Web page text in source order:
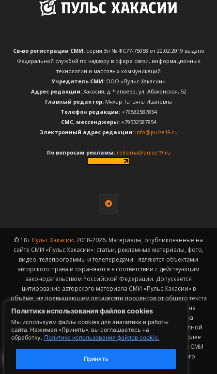
Политика использования файлов cookies
Мы используем файлы cookies для аналитики и работы
сайта. Нажимая «Принять», вы соглашаетесь на
обработку. Политика использования файлов cookie.
Принять
Св-во регистрации СМИ:серия Эл № ФС77-75058 от 22.02.2019 выдано
Федеральной службой по надзору в сфере связи, информационных
технологий и массовых коммуникаций
Учредитель СМИ: ООО «Пульс Хакасии»
Адрес редакции:Хакасия, д. Чапаево, ул. Абаканская, 52
Главный редактор: Мяхар Татьяна Ивановна
Телефон редакции:+79532587854
CМС, мессенджеры:+79532587854
Электронный адрес редакции: info@pulse19.ru
По вопросам рекламы: reklama@pulse19.ru
© 18+ Пульс Хакасии. 2018-2026. Материалы, опубликованные на
сайте СМИ «Пульс Хакасии»: статьи, рекламные материалы, фото,
видео, телепрограммы и телепередачи - являются объектами
авторского права и охраняются в соответствии с действующим
законодательством Российской Федерации. Допускается
цитирование авторского материала СМИ «Пульс Хакасии» в
объёме, не превышающем пятидесяти процентов от общего текста
публикации с обязательным размещением гиперссылки на
страницу заимствования материала. Гиперссылка должна
размещаться в тексте цитируемого материала и быть доступной
для индексации поисковыми системами. Заимствование более
50% общего объема материала, опубликованного на сайте СМИ
«Пульс Хакасии», возможно исключительно с письменного